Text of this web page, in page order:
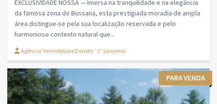
EXCLUSIVIDADE NOSSA — Imersa na tranquilidade e na elegância
da famosa zona de Bussana, esta prestigiada moradia de ampla
área distingue-se pela sua localização reservada e pelo
harmonioso contexto natural que...
Agência"Immobiliare Donetti´s" Sanremo
PARA VENDA